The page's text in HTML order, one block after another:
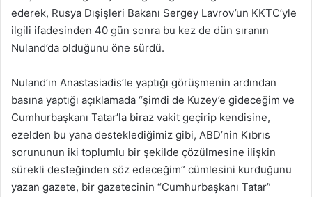
ederek, Rusya Dışişleri Bakanı Sergey Lavrov’un KKTC’yle
ilgili ifadesinden 40 gün sonra bu kez de dün sıranın
Nuland’da olduğunu öne sürdü.
Nuland’ın Anastasiadis’le yaptığı görüşmenin ardından
basına yaptığı açıklamada “şimdi de Kuzey’e gideceğim ve
Cumhurbaşkanı Tatar’la biraz vakit geçirip kendisine,
ezelden bu yana desteklediğimiz gibi, ABD’nin Kıbrıs
sorununun iki toplumlu bir şekilde çözülmesine ilişkin
sürekli desteğinden söz edeceğim” cümlesini kurduğunu
yazan gazete, bir gazetecinin “Cumhurbaşkanı Tatar”